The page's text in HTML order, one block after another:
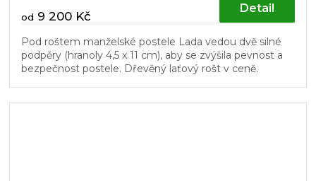
od 9 200 Kč
Detail
Pod roštem manželské postele Lada vedou dvě silné
podpěry (hranoly 4,5 x 11 cm), aby se zvýšila pevnost a
bezpečnost postele. Dřevěný laťový rošt v ceně.